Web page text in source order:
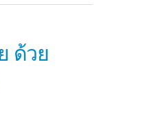
ด้วย